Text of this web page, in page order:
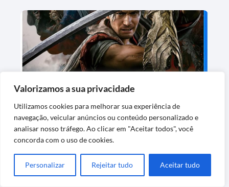
Valorizamos a sua privacidade
Utilizamos cookies para melhorar sua experiência de
navegação, veicular anúncios ou conteúdo personalizado e
analisar nosso tráfego. Ao clicar em "Aceitar todos", você
concorda com o uso de cookies.
Personalizar Rejeitar tudo Aceitar tudo
Sword Steelbook